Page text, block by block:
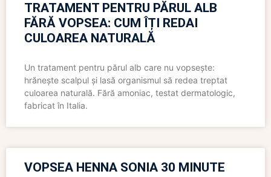
TRATAMENT PENTRU PĂRUL ALB
FĂRĂ VOPSEA: CUM ÎȚI REDAI
CULOAREA NATURALĂ
Un tratament pentru părul alb care nu vopsește:
hrănește scalpul și lasă organismul să redea treptat
culoarea naturală. Fără amoniac, testat dermatologic,
fabricat în Italia.
VOPSEA HENNA SONIA 30 MINUTE